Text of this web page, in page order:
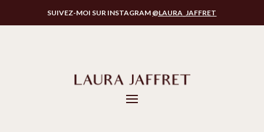
SUIVEZ-MOI SUR INSTAGRAM @LAURA_JAFFRET